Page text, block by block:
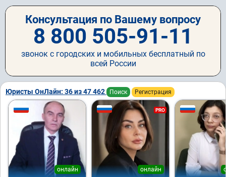
Консультация по Вашему вопросу
8 800 505-91-11
звонок с городских и мобильных бесплатный по
всей России
Юристы ОнЛайн: 36 из 47 462 Поиск Регистрация
онлайн
PRO
онлайн